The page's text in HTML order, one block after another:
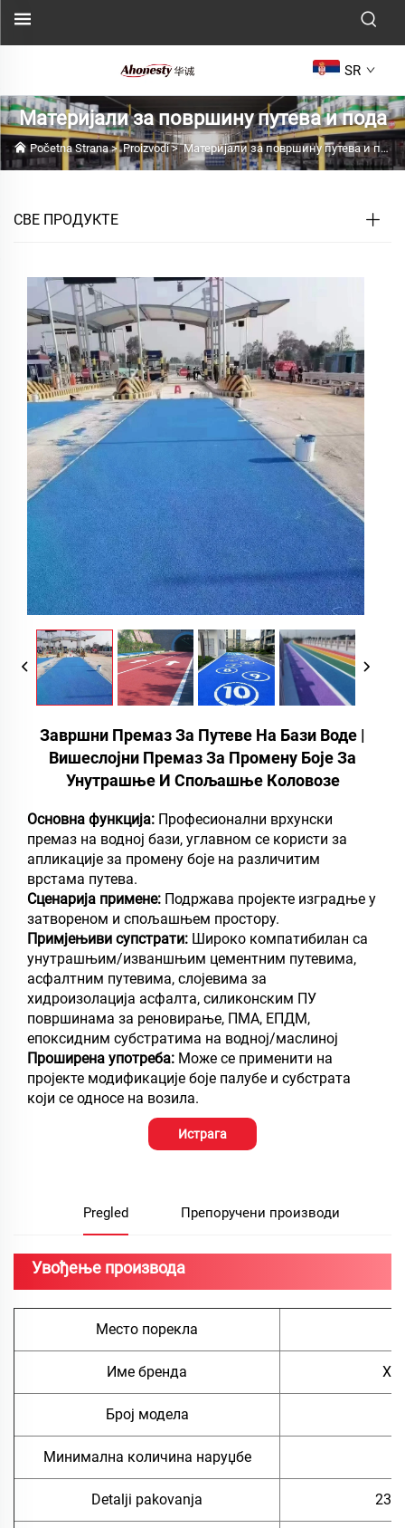
SR
Материјали за површину путева и пода
Početna Strana>Proizvodi>Материјали за површину путева и пода
СВЕ ПРОДУКТЕ
Завршни Премаз За Путеве На Бази Воде |
Вишеслојни Премаз За Промену Боје За
Унутрашње И Спољашње Коловозе
Основна функција: Професионални врхунски
премаз на водној бази, углавном се користи за
апликације за промену боје на различитим
врстама путева.
Сценарија примене: Подржава пројекте изградње у
затвореном и спољашњем простору.
Примјењиви супстрати: Широко компатибилан са
унутрашњим/изваншњим цементним путевима,
асфалтним путевима, слојевима за
хидроизолација асфалта, силиконским ПУ
површинама за реновирање, ПМА, ЕПДМ,
епоксидним субстратима на водној/маслиној
Проширена употреба: Може се применити на
пројекте модификације боје палубе и субстрата
који се односе на возила.
Истрага
Pregled Препоручени производи
Увођење производа
Место порекла
Име бренда
Број модела
Минимална количина наруџбе
Detalji pakovanja 23